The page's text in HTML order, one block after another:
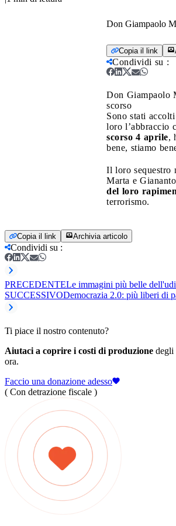
Don Giampaolo
Copia il link
Condividi su :
Don Giampaolo
scorso
Sono stati
loro l’abbraccio
scorso 4 aprile,
bene, stiamo
Il loro sequestro
Marta e
del loro
terrorismo.
Copia il link Archivia articolo
Condividi su :
PRECEDENTELe immagini più belle
SUCCESSIVO​Democrazia 2.0: più liberi di
Ti piace il nostro contenuto?
Aiutaci a coprire i costi di produzione degli
ora.
Faccio una donazione adesso
( Con detrazione fiscale )